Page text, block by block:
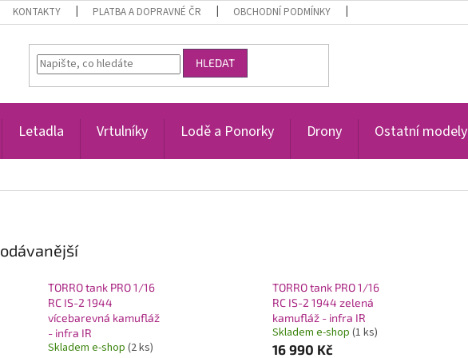
KONTAKTY PLATBA A DOPRAVNÉ ČR OBCHODNÍ PODMÍNKY
HLEDAT
Letadla Vrtulníky Lodě a Ponorky Drony Ostatní modely
TORRO tank PRO 1/16
RC IS-2 1944
vícebarevná kamufláž
- infra IR
Skladem e-shop (2 ks)
TORRO tank PRO 1/16
RC IS-2 1944 zelená
kamufláž - infra IR
Skladem e-shop (1 ks)
16 990 Kč